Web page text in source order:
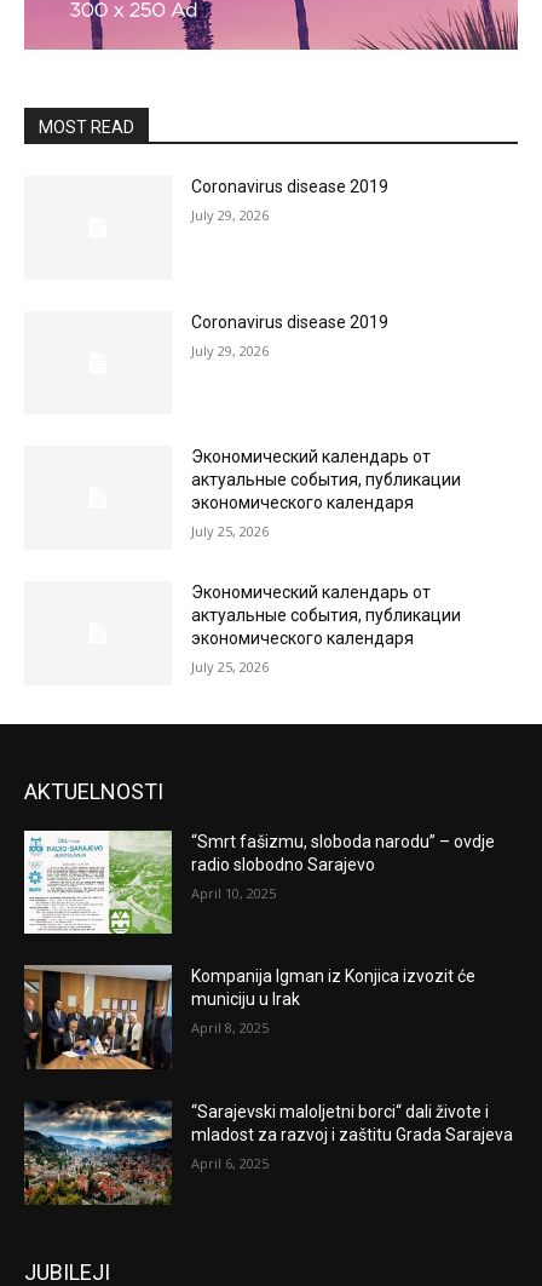
MOST READ
Coronavirus disease 2019
July 29, 2026
Coronavirus disease 2019
July 29, 2026
Экономический календарь от
актуальные события, публикации
экономического календаря
July 25, 2026
Экономический календарь от
актуальные события, публикации
экономического календаря
July 25, 2026
AKTUELNOSTI
“Smrt fašizmu, sloboda narodu” – ovdje
radio slobodno Sarajevo
April 10, 2025
Kompanija Igman iz Konjica izvozit će
municiju u Irak
April 8, 2025
“Sarajevski maloljetni borci“ dali živote i
mladost za razvoj i zaštitu Grada Sarajeva
April 6, 2025
JUBILEJI